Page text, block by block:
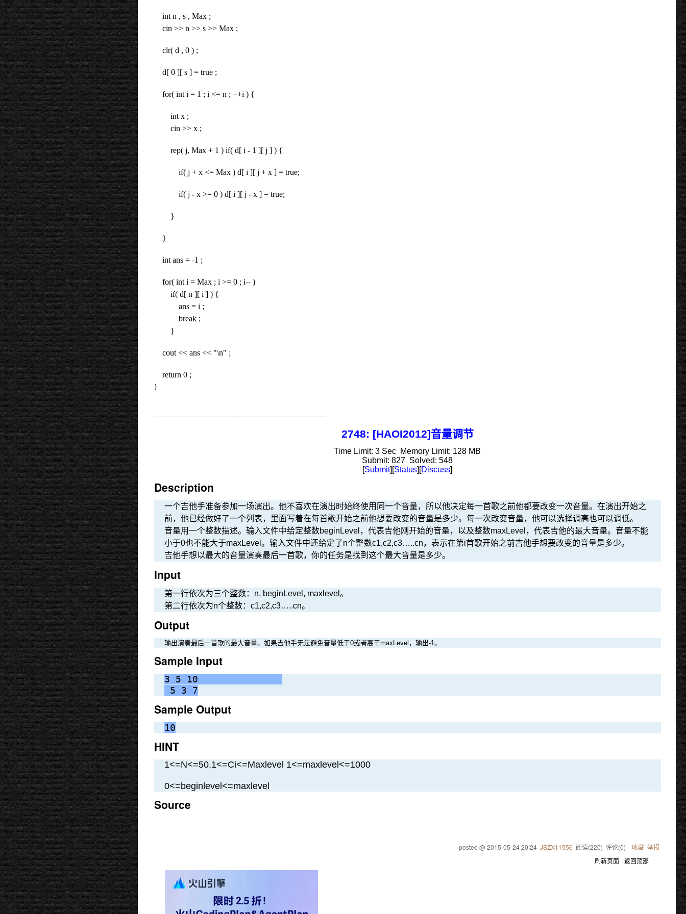
int n , s , Max ;
cin >> n >> s >> Max ;
clr( d , 0 ) ;
d[ 0 ][ s ] = true ;
for( int i = 1 ; i <= n ; ++i ) {
int x ;
cin >> x ;
rep( j, Max + 1 ) if( d[ i - 1 ][ j ] ) {
if( j + x <= Max ) d[ i ][ j + x ] = true;
if( j - x >= 0 ) d[ i ][ j - x ] = true;
}
}
int ans = -1 ;
for( int i = Max ; i >= 0 ; i-- )
if( d[ n ][ i ] ) {
ans = i ;
break ;
}
cout << ans << "\n" ;
return 0 ;
}
------------------------------------------------------------------------------------
2748: [HAOI2012]音量调节
Time Limit:3 Sec Memory Limit: 128 MB
Submit:827 Solved:548
[Submit][Status][Discuss]
Description
一个吉他手准备参加一场演出。他不喜欢在演出时始终使用同一个音量，所以他决定每一首歌之前他都要改变一次音量。在演出开始之
前，他已经做好了一个列表，里面写着在每首歌开始之前他想要改变的音量是多少。每一次改变音量，他可以选择调高也可以调低。
音量用一个整数描述。输入文件中给定整数beginLevel，代表吉他刚开始的音量，以及整数maxLevel，代表吉他的最大音量。音量不能
小于0也不能大于maxLevel。输入文件中还给定了n个整数c1,c2,c3…..cn，表示在第i首歌开始之前吉他手想要改变的音量是多少。
吉他手想以最大的音量演奏最后一首歌，你的任务是找到这个最大音量是多少。
Input
第一行依次为三个整数：n, beginLevel, maxlevel。
第二行依次为n个整数：c1,c2,c3…..cn。
Output
输出演奏最后一首歌的最大音量。如果吉他手无法避免音量低于0或者高于maxLevel，输出-1。
Sample Input
3 5 10
5 3 7
Sample Output
10
HINT
1<=N<=50,1<=Ci<=Maxlevel 1<=maxlevel<=1000
0<=beginlevel<=maxlevel
Source
posted @2015-05-24 20:24 JSZX11556 阅读(220) 评论(0) 收藏 举报
刷新页面 返回顶部